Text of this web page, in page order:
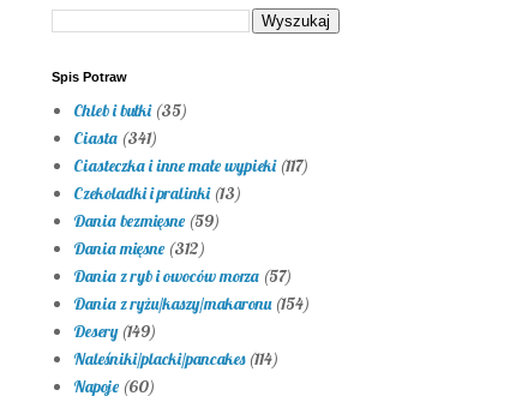
Spis Potraw
Chleb i bułki (35)
Ciasta (341)
Ciasteczka i inne małe wypieki (117)
Czekoladki i pralinki (13)
Dania bezmięsne (59)
Dania mięsne (312)
Dania z ryb i owoców morza (57)
Dania z ryżu/kaszy/makaronu (154)
Desery (149)
Naleśniki/placki/pancakes (114)
Napoje (60)